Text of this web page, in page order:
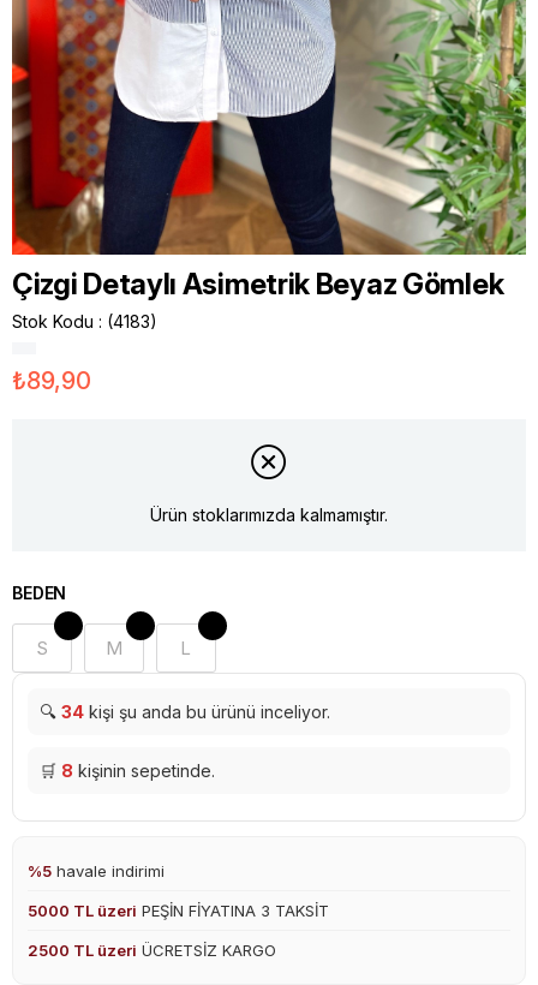
Çizgi Detaylı Asimetrik Beyaz Gömlek
Stok Kodu (4183)
₺89,90
Ürün stoklarımızda kalmamıştır.
BEDEN
S M L
🔍 34 kişi şu anda bu ürünü inceliyor.
🛒 8 kişinin sepetinde.
%5 havale indirimi
5000 TL üzeri PEŞİN FİYATINA 3 TAKSİT
2500 TL üzeri ÜCRETSİZ KARGO